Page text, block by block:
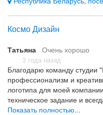
Атмосфера, качество
Космо Дизайн
Татьяна Очень хорошо
3 года назад
Благодарю команду студии
профессионализм и
логотипа для моей
техническое задание и
и в установленные сроки.
Показать полностью...